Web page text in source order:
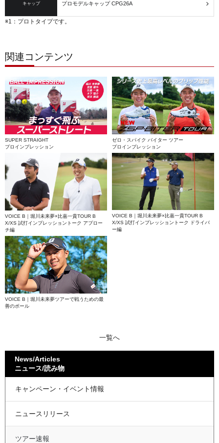
News/Articles
ニュース/読み物
キャンペーン・イベント情報
ニュースリリース
ツアー速報
キャップ プロモデルキャップ CPG26A
※1：プロトタイプです。
関連コンテンツ
SUPER STRAIGHT
プロインプレッション
ゼロ・スパイク バイター ツアー
プロインプレッション
VOICE B｜堀川未来夢×比嘉一貴TOUR B
X/XS 試打インプレッショントーク アプロー
チ編
VOICE B｜堀川未来夢×比嘉一貴TOUR B
X/XS 試打インプレッショントーク ドライバ
ー編
VOICE B｜堀川未来夢ツアーで戦うための最
善のボール
一覧へ